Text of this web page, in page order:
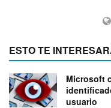
ESTO TE
Microsoft
usuario